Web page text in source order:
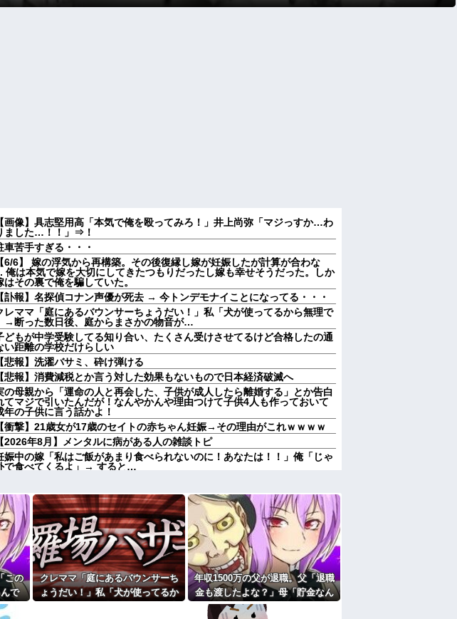
【画像】具志堅用高「本気で俺を殴ってみろ！」井上尚弥「マジっすか…わ
ました…！！」⇒！
車苦手すぎる・・・
【6/6】 嫁の浮気から再構築。その後復縁し嫁が妊娠したが計算が合わな
俺は本気で嫁を大切にしてきたつもりだったし嫁も幸せそうだった。しか
はその裏で俺を騙していた。
【訃報】名探偵コナン声優が死去 → 今トンデモナイことになってる・・・
レママ「庭にあるバウンサーちょうだい！」私「犬が使ってるから無理で
→断った数日後、庭からまさかの物音が…
どもが中学受験してる知り合い、たくさん受けさせてるけど合格したの通
い距離の学校だけらしい
【悲報】洗濯バサミ、砕け弾ける
【悲報】消費減税とか言う対した効果もないもので日本経済破滅へ
の母親から「運命の人と再会した、子供が成人したら離婚する」とか告白
てマジで引いたんだが！なんやかんや理由つけて子供4人も作っておいて
年の子供に言う話かよ！
【衝撃】21歳女が17歳のセイトの赤ちゃん妊娠→その理由がこれｗｗｗｗ
【2026年8月】メンタルに病がある人の雑談トピ
娠中の嫁「私はご飯があまり食べられないのに！あなたは！！」俺「じゃ
で食べてくるよ」→ すると…
俺の事好きだよね？」と頻繁に確認してくる旦那がうざい。結婚してもう
にもなるので流石にうんざり
界の「変わった自動販売機」を貼っていく【珍百景】
供が産まれたけど、私と夫の血液型からは産まれ得ない血液型だった。自
ちの血液型を間違ってたのかも？調べてみたら間違いはなかった。そりゃ
相手の子だから当然だよねぇ…
賛否両論】バツイチ子連れの私、彼氏が結婚を拒む理由がコレｗｗｗｗｗ
り放題でてんこ盛りにしてるのはまあ見かけるが持ち帰りはなしでしょ
、、
トメの結婚式で、知らない間にお祝いの歌を弾き語りする事になってた
この
で
ら
クレママ「庭にあるバウンサーち
ょうだい！」私「犬が使ってるか
年収1500万の父が退職。父「退職
金も渡したよな？」母「貯金なん
てないよー」父「全部なくなった